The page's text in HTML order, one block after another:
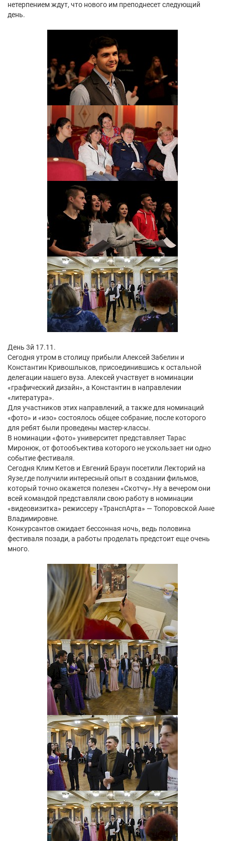
нетерпением ждут, что нового им преподнесет следующий
день.
День 3й 17.11.
Сегодня утром в столицу прибыли Алексей Забелин и
Константин Кривошлыков, присоединившись к остальной
делегации нашего вуза. Алексей участвует в номинации
«графический дизайн», а Константин в направлении
«литература».
Для участников этих направлений, а также для номинаций
«фото» и «изо» состоялось общее собрание, после которого
для ребят были проведены мастер-классы.
В номинации «фото» университет представляет Тарас
Миронюк, от фотообъектива которого не ускользает ни одно
событие фестиваля.
Сегодня Клим Кетов и Евгений Браун посетили Лекторий на
Яузе,где получили интересный опыт в создании фильмов,
который точно окажется полезен «Скотчу».Ну а вечером они
всей командой представляли свою работу в номинации
«видеовизитка» режиссеру «ТранспАрта» — Топоровской Анне
Владимировне.
Конкурсантов ожидает бессонная ночь, ведь половина
фестиваля позади, а работы проделать предстоит еще очень
много.